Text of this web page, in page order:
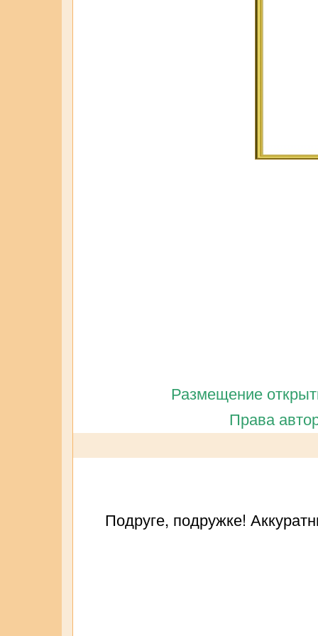
Размещение
Права
Подруге, подружке!